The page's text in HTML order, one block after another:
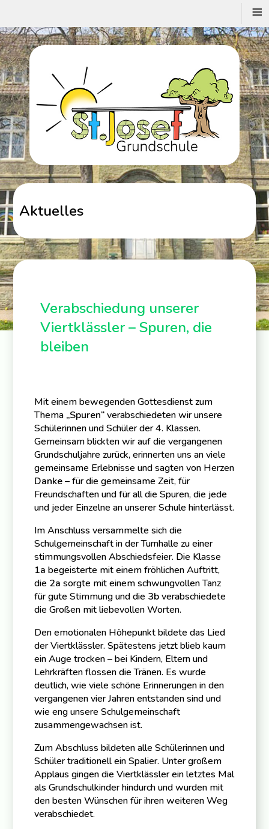
≡
Aktuelles
Verabschiedung unserer
Viertklässler – Spuren, die
bleiben
Mit einem bewegenden Gottesdienst zum
Thema „Spuren“verabschiedeten wir unsere
Schülerinnen und Schüler der 4. Klassen.
Gemeinsam blickten wir auf die vergangenen
Grundschuljahre zurück, erinnerten uns an viele
gemeinsame Erlebnisse und sagten von Herzen
Danke– für die gemeinsame Zeit, für
Freundschaften und für all die Spuren, die jede
und jeder Einzelne an unserer Schule hinterlässt.
Im Anschluss versammelte sich die
Schulgemeinschaft in der Turnhalle zu einer
stimmungsvollen Abschiedsfeier. Die Klasse
1a begeisterte mit einem fröhlichen Auftritt,
die 2a sorgte mit einem schwungvollen Tanz
für gute Stimmung und die 3bverabschiedete
die Großen mit liebevollen Worten.
Den emotionalen Höhepunkt bildete das Lied
der Viertklässler. Spätestens jetzt blieb kaum
ein Auge trocken – bei Kindern, Eltern und
Lehrkräften flossen die Tränen. Es wurde
deutlich, wie viele schöne Erinnerungen in den
vergangenen vier Jahren entstanden sind und
wie eng unsere Schulgemeinschaft
zusammengewachsen ist.
Zum Abschluss bildeten alle Schülerinnen und
Schüler traditionell ein Spalier. Unter großem
Applaus gingen die Viertklässler ein letztes Mal
als Grundschulkinder hindurch und wurden mit
den besten Wünschen für ihren weiteren Weg
verabschiedet.